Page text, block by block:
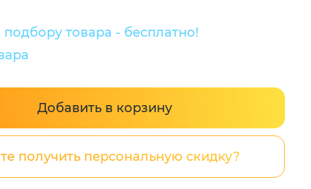
товара - бесплатно!
Добавить в корзину
получить персональную скидку?